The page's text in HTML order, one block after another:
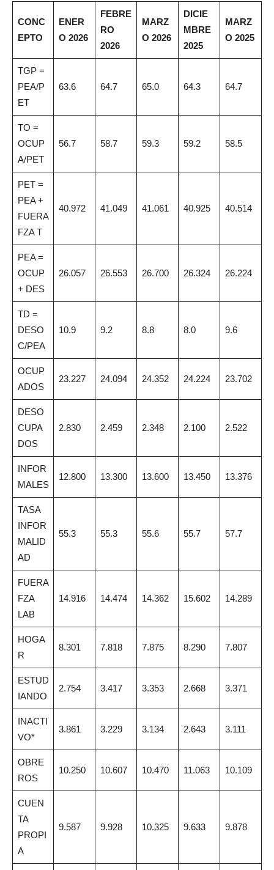
CONC
EPTO
ENER
O 2026
FEBRE
RO
2026
MARZ
O 2026
DICIE
MBRE
2025
MARZ
O 2025
TGP =
PEA/P
ET
63.6 64.7 65.0 64.3 64.7
TO =
OCUP
A/PET
56.7 58.7 59.3 59.2 58.5
PET =
PEA +
FUERA
FZA T
40.972 41.049 41.061 40.925 40.514
PEA =
OCUP
+ DES
26.057 26.553 26.700 26.324 26.224
TD =
DESO
C/PEA
10.9 9.2 8.8 8.0 9.6
OCUP
ADOS
23.227 24.094 24.352 24.224 23.702
DESO
CUPA
DOS
2.830 2.459 2.348 2.100 2.522
INFOR
MALES
12.800 13.300 13.600 13.450 13.376
TASA
INFOR
MALID
AD
55.3 55.3 55.6 55.7 57.7
FUERA
FZA
LAB
14.916 14.474 14.362 15.602 14.289
HOGA
R
8.301 7.818 7.875 8.290 7.807
ESTUD
IANDO
2.754 3.417 3.353 2.668 3.371
INACTI
VO*
3.861 3.229 3.134 2.643 3.111
OBRE
ROS
10.250 10.607 10.470 11.063 10.109
CUEN
TA
PROPI
A
9.587 9.928 10.325 9.633 9.878